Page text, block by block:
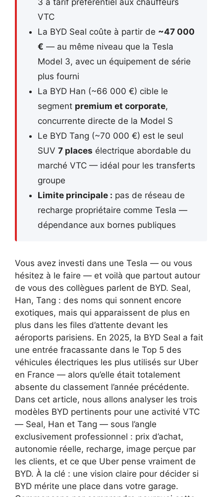
3 à tarif préférentiel aux chauffeurs
VTC
La BYD Seal coûte à partir de ~47 000
€ — au même niveau que la Tesla
Model 3, avec un équipement de série
plus fourni
La BYD Han (~66 000 €) cible le
segment premium et corporate,
concurrente directe de la Model S
Le BYD Tang (~70 000 €) est le seul
SUV 7 places électrique abordable du
marché VTC — idéal pour les transferts
groupe
Limite principale : pas de réseau de
recharge propriétaire comme Tesla —
dépendance aux bornes publiques
Vous avez investi dans une Tesla — ou vous
hésitez à le faire — et voilà que partout autour
de vous des collègues parlent de BYD. Seal,
Han, Tang : des noms qui sonnent encore
exotiques, mais qui apparaissent de plus en
plus dans les files d’attente devant les
aéroports parisiens. En 2025, la BYD Seal a fait
une entrée fracassante dans le Top 5 des
véhicules électriques les plus utilisés sur Uber
en France — alors qu’elle était totalement
absente du classement l’année précédente.
Dans cet article, nous allons analyser les trois
modèles BYD pertinents pour une activité VTC
— Seal, Han et Tang — sous l’angle
exclusivement professionnel : prix d’achat,
autonomie réelle, recharge, image perçue par
les clients, et ce que Uber pense vraiment de
BYD. À la clé : une vision claire pour décider si
BYD mérite une place dans votre garage.